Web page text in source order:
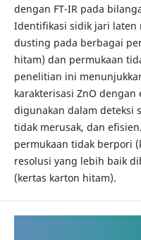
dengan FT-IR pada
Identifikasi sidik jari laten
dusting pada berbagai
hitam) dan permukaan
penelitian ini
karakterisasi ZnO
digunakan dalam deteksi
tidak merusak, dan
permukaan tidak berpori
resolusi yang lebih baik
(kertas karton hitam).